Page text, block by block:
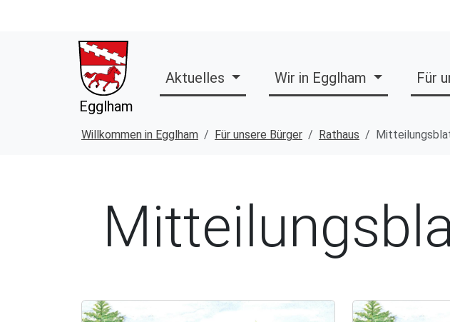
Egglham
Aktuelles Wir in Egglham Für
Willkommen in Egglham Für unsere Bürger Rathaus